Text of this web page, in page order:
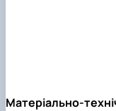
Матеріально-